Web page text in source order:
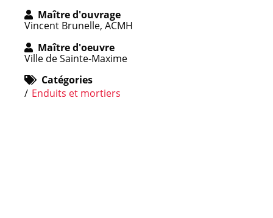
Maître d'ouvrage
Vincent Brunelle, ACMH
Maître d'oeuvre
Ville de Sainte-Maxime
Catégories
Enduits et mortiers